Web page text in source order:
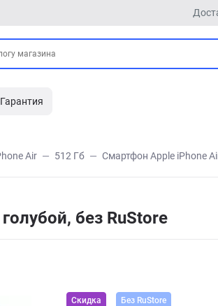
Гарантия
Air 512 Гб Смартфон Apple iPhone
без RuStore
Скидка Без RuStore